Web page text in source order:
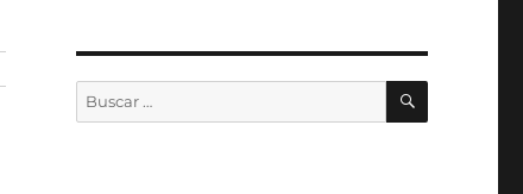
Buscar
por:
BUSCAR